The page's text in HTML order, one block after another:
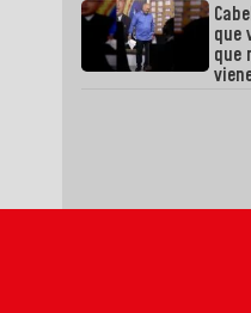
que
que